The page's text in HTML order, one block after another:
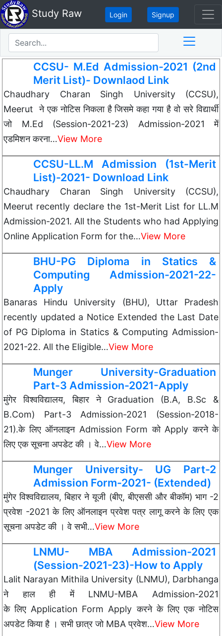
Study Raw Login Signup
CCSU- M.Ed Admission-2021 (2nd
Merit List)- Downlaod Link
Chaudhary Charan Singh University (CCSU),
Meerut ने एक नोटिस निकला है जिसमे कहा गया है वो सरे विद्यार्थी
जो M.Ed (Session-2021-23) Admission-2021 में
एडमिशन करना…View More
CCSU-LL.M Admission (1st-Merit
List)-2021- Download Link
Chaudhary Charan Singh University (CCSU),
Meerut recently declare the 1st-Merit List for LL.M
Admission-2021. All the Students who had Applying
Online Application Form for the…View More
BHU-PG Diploma in Statics &
Computing Admission-2021-22-
Apply
Banaras Hindu University (BHU), Uttar Pradesh
recently updated a Notice Extended the Last Date
of PG Diploma in Statics & Computing Admission-
2021-22. All the Eligible…View More
Munger University-Graduation
Part-3 Admission-2021-Apply
मुंगेर विश्वविद्यालय, बिहार ने Graduation (B.A, B.Sc &
B.Com) Part-3 Admission-2021 (Session-2018-
21).के लिए ऑनलाइन Admission Form को Apply करने के
लिए एक सूचना अपडेट की । वे…View More
Munger University- UG Part-2
Admission Form-2021- (Extended)
मुंगेर विश्वविद्यालय, बिहार ने यूजी (बीए, बीएससी और बीकॉम) भाग -2
प्रवेश -2021 के लिए ऑनलाइन प्रवेश पत्र लागू करने के लिए एक
सूचना अपडेट की । वे सभी…View More
LNMU- MBA Admission-2021
(Session-2021-23)-How to Apply
Lalit Narayan Mithila University (LNMU), Darbhanga
ने हाल ही में LNMU-MBA Admission-2021
के लिए Application Form Apply करने के लिए एक नोटिस
अपडेट किया है । सभी छात्र जो MBA प्रवेश…View More